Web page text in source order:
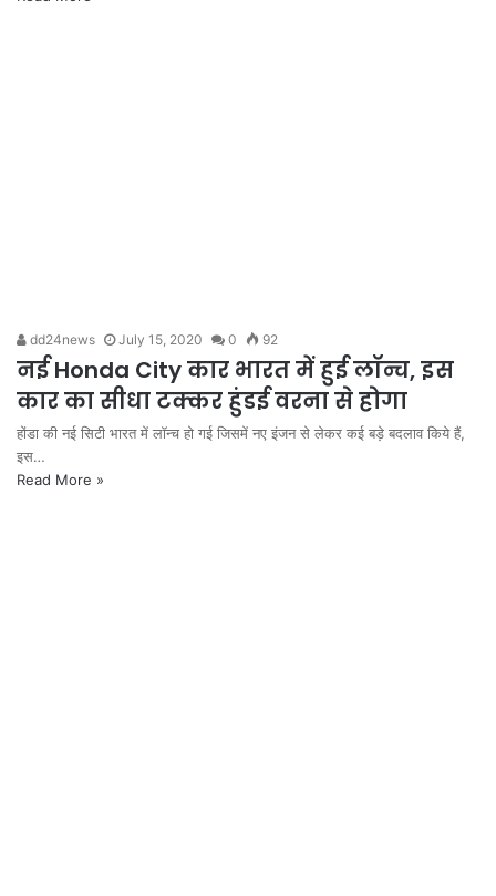
dd24news July 15, 2020 0 92
नई Honda City कार भारत में हुई लॉन्च, इस
कार का सीधा टक्कर हुंडई वरना से होगा
होंडा की नई सिटी भारत में लॉन्च हो गई जिसमें नए इंजन से लेकर कई बड़े बदलाव किये हैं,
इस…
Read More »